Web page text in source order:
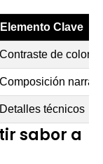
Elemento Clave
Contraste de colores
Composición
Detalles técnicos
sabor a